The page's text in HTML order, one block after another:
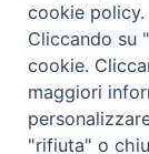
« Pagina
cookie policy.
Cliccando su
cookie.
maggiori
"rifiuta" o